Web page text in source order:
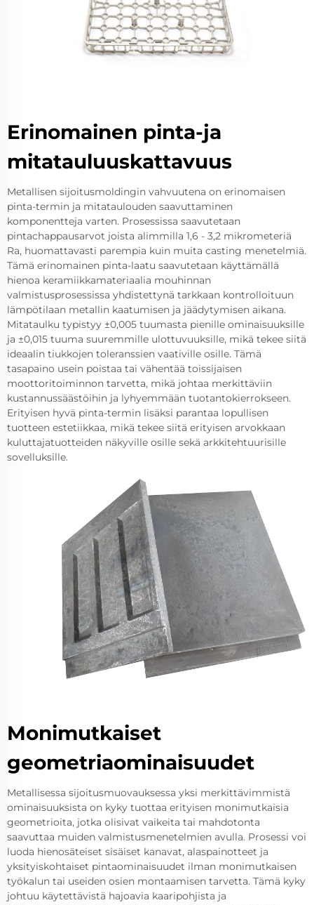
Erinomainen pinta-ja
mitatauluuskattavuus
Metallisen sijoitusmoldingin vahvuutena on erinomaisen
pinta-termin ja mitataulouden saavuttaminen
komponentteja varten. Prosessissa saavutetaan
pintachappausarvot joista alimmilla 1,6 - 3,2 mikrometeriä
Ra, huomattavasti parempia kuin muita casting menetelmiä.
Tämä erinomainen pinta-laatu saavutetaan käyttämällä
hienoa keramiikkamateriaalia mouhinnan
valmistusprosessissa yhdistettynä tarkkaan kontrolloituun
lämpötilaan metallin kaatumisen ja jäädytymisen aikana.
Mitataulku typistyy ±0,005 tuumasta pienille ominaisuuksille
ja ±0,015 tuuma suuremmille ulottuvuuksille, mikä tekee siitä
ideaalin tiukkojen toleranssien vaativille osille. Tämä
tasapaino usein poistaa tai vähentää toissijaisen
moottoritoiminnon tarvetta, mikä johtaa merkittäviin
kustannussäästöihin ja lyhyemmään tuotantokierrokseen.
Erityisen hyvä pinta-termin lisäksi parantaa lopullisen
tuotteen estetiikkaa, mikä tekee siitä erityisen arvokkaan
kuluttajatuotteiden näkyville osille sekä arkkitehtuurisille
sovelluksille.
Monimutkaiset
geometriaominaisuudet
Metallisessa sijoitusmuovauksessa yksi merkittävimmistä
ominaisuuksista on kyky tuottaa erityisen monimutkaisia
geometrioita, jotka olisivat vaikeita tai mahdotonta
saavuttaa muiden valmistusmenetelmien avulla. Prosessi voi
luoda hienosäteiset sisäiset kanavat, alaspainotteet ja
yksityiskohtaiset pintaominaisuudet ilman monimutkaisen
työkalun tai useiden osien montaamisen tarvetta. Tämä kyky
johtuu käytettävistä hajoavia kaaripohjista ja